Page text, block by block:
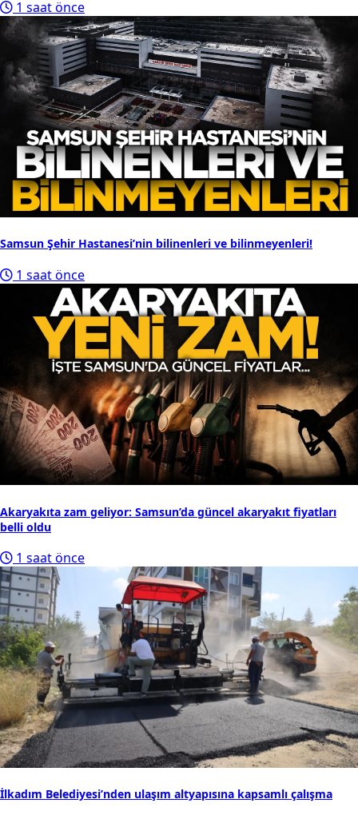
1 saat önce
Samsun Şehir Hastanesi’nin bilinenleri ve bilinmeyenleri!
1 saat önce
Akaryakıta zam geliyor: Samsun’da güncel akaryakıt fiyatları
belli oldu
1 saat önce
İlkadım Belediyesi’nden ulaşım altyapısına kapsamlı çalışma